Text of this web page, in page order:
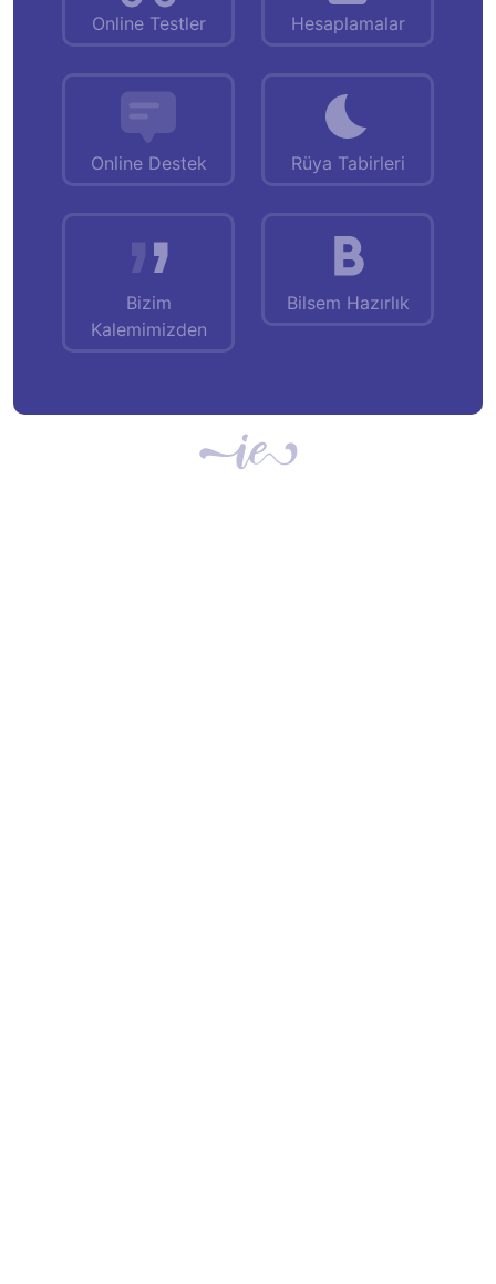
Online Testler Hesaplamalar
Online Destek Rüya Tabirleri
Bizim
Kalemimizden
Bilsem Hazırlık